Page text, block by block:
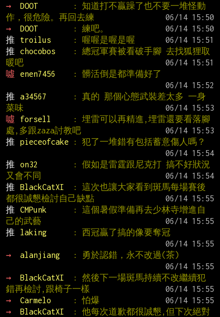
→
DOOT
: 知道打不贏躁了也不要一堆怪動
作，很危險。再回去練
→
DOOT : 練吧。
推
troilus : 喔喔是喔是喔
推
chocobos
: 總冠軍賽被看破手腳 去找狐狸取
暖吧
噓
enen7456
: 髒活倒是都準備好了
推
a34567
: 真的 那個心態武裝差太多 一身
菜味
噓
forsell
: 埋雷可以再精進,埋雷還要看落腳
處,多跟zaza討教吧
推
pieceofcake
: 犯了一堆錯有包括蓄意傷人嗎？
推
on32
: 假如是雷霆跟尼克打 搞不好狀況
又會不同
推
BlackCatXI
: 這次也讓大家看到斑馬每場賽後
都很誠懇檢討自己缺點
推
CMPunk
: 這個暑假準備再去少林寺增進自
己的武藝
推
laking
: 西冠贏了搞的像要奪冠
→
alanjiang
: 勇於認錯，永不改過(茶)
→
BlackCatXI
: 然後下一場斑馬持續不改繼續犯
錯再檢討,跟椅子一樣
→
Carmelo : 怕爆
→
BlackCatXI
: 他每次道歉都很誠懇,但下次絕對